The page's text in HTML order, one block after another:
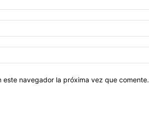
navegador la próxima vez que comente.